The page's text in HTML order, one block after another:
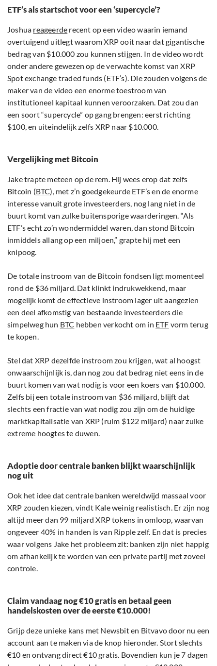
ETF’s als startschot voor een ‘supercycle’?
Joshua reageerde recent op een video waarin iemand
overtuigend uitlegt waarom XRP ooit naar dat gigantische
bedrag van $10.000 zou kunnen stijgen. In de video wordt
onder andere gewezen op de verwachte komst van XRP
Spot exchange traded funds (ETF’s). Die zouden volgens de
maker van de video een enorme toestroom van
institutioneel kapitaal kunnen veroorzaken. Dat zou dan
een soort “supercycle” op gang brengen: eerst richting
$100, en uiteindelijk zelfs XRP naar $10.000.
Vergelijking met Bitcoin
Jake trapte meteen op de rem. Hij wees erop dat zelfs
Bitcoin (BTC), met z’n goedgekeurde ETF’s en de enorme
interesse vanuit grote investeerders, nog lang niet in de
buurt komt van zulke buitensporige waarderingen. “Als
ETF’s echt zo’n wondermiddel waren, dan stond Bitcoin
inmiddels allang op een miljoen,” grapte hij met een
knipoog.
De totale instroom van de Bitcoin fondsen ligt momenteel
rond de $36 miljard. Dat klinkt indrukwekkend, maar
mogelijk komt de effectieve instroom lager uit aangezien
een deel afkomstig van bestaande investeerders die
simpelweg hun BTC hebben verkocht om in ETF vorm terug
te kopen.
Stel dat XRP dezelfde instroom zou krijgen, wat al hoogst
onwaarschijnlijk is, dan nog zou dat bedrag niet eens in de
buurt komen van wat nodig is voor een koers van $10.000.
Zelfs bij een totale instroom van $36 miljard, blijft dat
slechts een fractie van wat nodig zou zijn om de huidige
marktkapitalisatie van XRP (ruim $122 miljard) naar zulke
extreme hoogtes te duwen.
Adoptie door centrale banken blijkt waarschijnlijk
nog uit
Ook het idee dat centrale banken wereldwijd massaal voor
XRP zouden kiezen, vindt Kale weinig realistisch. Er zijn nog
altijd meer dan 99 miljard XRP tokens in omloop, waarvan
ongeveer 40% in handen is van Ripple zelf. En dat is precies
waar volgens Jake het probleem zit: banken zijn niet happig
om afhankelijk te worden van een private partij met zoveel
controle.
Claim vandaag nog €10 gratis en betaal geen
handelskosten over de eerste €10.000!
Grijp deze unieke kans met Newsbit en Bitvavo door nu een
account aan te maken via de knop hieronder. Stort slechts
€10 en ontvang direct €10 gratis. Bovendien kun je 7 dagen